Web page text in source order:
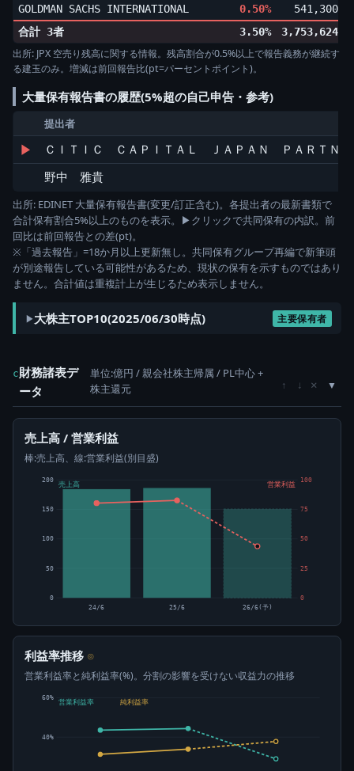
GOLDMAN SACHS INTERNATIONAL
0.50% 541,300
合計 3者
3.50% 3,753,624
出所: JPX 空売り残高に関する情報。残高割合が0.5%以上で報告義務が継続す
る建玉のみ。増減は前回報告比(pt=パーセントポイント)。
大量保有報告書の履歴(5%超の自己申告・参考)
提出者
▶
ＣＩＴＩＣ ＣＡＰＩＴＡＬ ＪＡＰＡＮ ＰＡＲＴＮ
野中 雅貴
出所: EDINET 大量保有報告書(変更/訂正含む)。各提出者の最新書類で
合計保有割合5%以上のものを表示。▶クリックで共同保有の内訳。前
回比は前回報告との差(pt)。
※「過去報告」=18か月以上更新無し。共同保有グループ再編で新筆頭
が別途報告している可能性があるため、現状の保有を示すものではあり
ません。合計値は重複計上が生じるため表示しません。
大株主TOP10(2025/06/30時点) 主要保有者
c財務諸表デ
ータ
単位:億円 / 親会社株主帰属 / PL中心 +
株主還元
↑ ↓ ×
売上高 / 営業利益
棒:売上高、線:営業利益(別目盛)
0
50
100
150
200
0
25
50
75
100
24/6 25/6 26/6(予)
売上高 営業利益
利益率推移 ⊙
営業利益率と純利益率(%)。分割の影響を受けない収益力の推移
40%
60%
営業利益率 純利益率